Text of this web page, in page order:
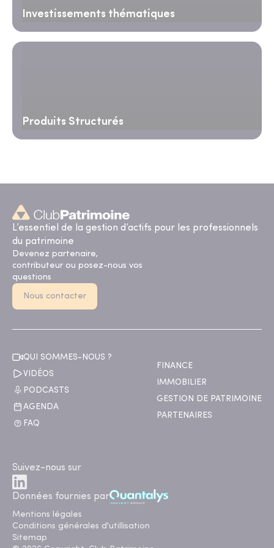
Investissements thématiques
Produits Structurés
L’essentiel de la gestion d’actifs pour les professionnels
du patrimoine
Devenez partenaire,
contributeur ou posez-nous vos
questions
Nous contacter
QUI SOMMES-NOUS ?
VIDÉOS
PODCASTS
AGENDA
FAQ
FINANCE
IMMOBILIER
GESTION DE PATRIMOINE
PARTENAIRES
Suivez-nous sur
Données fournies par
Mentions légales
Conditions générales d'utillisation
Sitemap